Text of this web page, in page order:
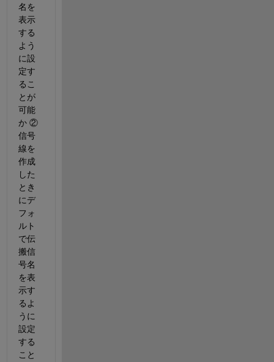
名を
表示
する
よう
に設
定す
るこ
とが
可能
か ②
信号
線を
作成
した
とき
にデ
フォ
ルト
で伝
搬信
号名
を表
示す
るよ
うに
設定
する
こと